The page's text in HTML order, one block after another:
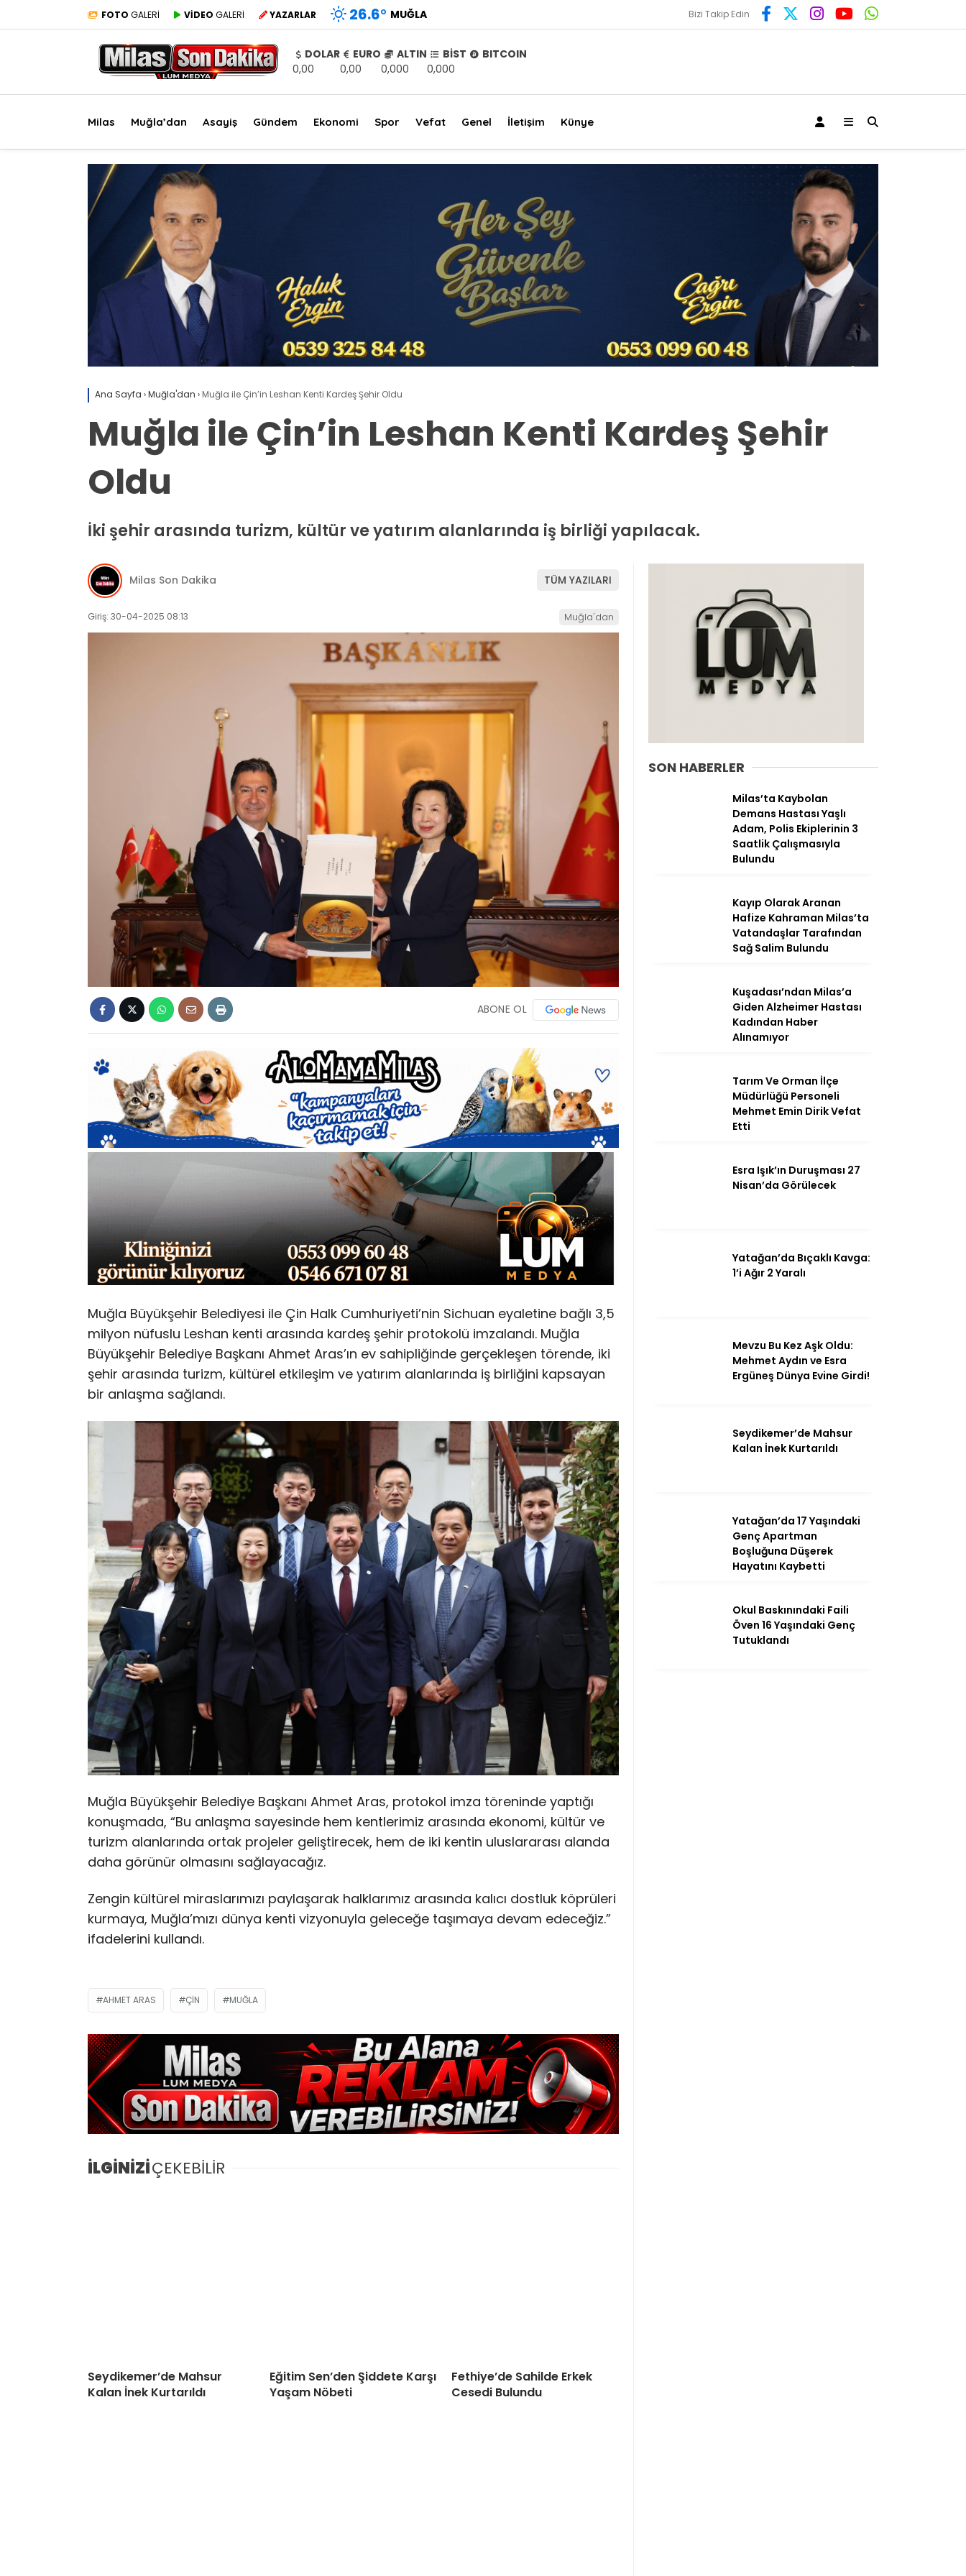
Milas
Asayiş
Gündem
Genel
Künye
FOTO GALERİ VİDEO GALERİ YAZARLAR 26.6° MUĞLA Bizi Takip Edin
DOLAR
0,00
EURO
0,00
ALTIN
0,000
BİST
0,000
BITCOIN
Milas Muğla’dan Asayiş Gündem Ekonomi Spor Vefat Genel İletişim Künye
Ana Sayfa ›Muğla'dan › Muğla ile Çin’in Leshan Kenti Kardeş Şehir Oldu
Muğla ile Çin’in Leshan Kenti Kardeş Şehir
Oldu
İki şehir arasında turizm, kültür ve yatırım alanlarında iş birliği yapılacak.
Milas Son Dakika TÜM YAZILARI
Giriş: 30-04-2025 08:13 Muğla'dan
ABONE OL
Muğla Büyükşehir Belediyesi ile Çin Halk Cumhuriyeti’nin Sichuan eyaletine bağlı 3,5
milyon nüfuslu Leshan kenti arasında kardeş şehir protokolü imzalandı. Muğla
Büyükşehir Belediye Başkanı Ahmet Aras’ın ev sahipliğinde gerçekleşen törende, iki
şehir arasında turizm, kültürel etkileşim ve yatırım alanlarında iş birliğini kapsayan
bir anlaşma sağlandı.
Muğla Büyükşehir Belediye Başkanı Ahmet Aras, protokol imza töreninde yaptığı
konuşmada, “Bu anlaşma sayesinde hem kentlerimiz arasında ekonomi, kültür ve
turizm alanlarında ortak projeler geliştirecek, hem de iki kentin uluslararası alanda
daha görünür olmasını sağlayacağız.
Zengin kültürel miraslarımızı paylaşarak halklarımız arasında kalıcı dostluk köprüleri
kurmaya, Muğla’mızı dünya kenti vizyonuyla geleceğe taşımaya devam edeceğiz.”
ifadelerini kullandı.
AHMET ARAS ÇIN MUĞLA
İLGİNİZİÇEKEBİLİR
Seydikemer’de Mahsur
Kalan İnek Kurtarıldı
Eğitim Sen’den Şiddete Karşı
Yaşam Nöbeti
Fethiye’de Sahilde Erkek
Cesedi Bulundu
SON HABERLER
Milas’ta Kaybolan
Demans Hastası Yaşlı
Adam, Polis Ekiplerinin 3
Saatlik Çalışmasıyla
Bulundu
Kayıp Olarak Aranan
Hafize Kahraman Milas’ta
Vatandaşlar Tarafından
Sağ Salim Bulundu
Kuşadası’ndan Milas’a
Giden Alzheimer Hastası
Kadından Haber
Alınamıyor
Tarım Ve Orman İlçe
Müdürlüğü Personeli
Mehmet Emin Dirik Vefat
Etti
Esra Işık’ın Duruşması 27
Nisan’da Görülecek
Yatağan’da Bıçaklı Kavga:
1’i Ağır 2 Yaralı
Mevzu Bu Kez Aşk Oldu:
Mehmet Aydın ve Esra
Ergüneş Dünya Evine Girdi!
Seydikemer’de Mahsur
Kalan İnek Kurtarıldı
Yatağan’da 17 Yaşındaki
Genç Apartman
Boşluğuna Düşerek
Hayatını Kaybetti
Okul Baskınındaki Faili
Öven 16 Yaşındaki Genç
Tutuklandı